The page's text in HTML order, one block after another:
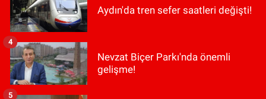
Aydın'da tren sefer saatleri değişti!
Nevzat Biçer Parkı'nda önemli
gelişme!
4
5